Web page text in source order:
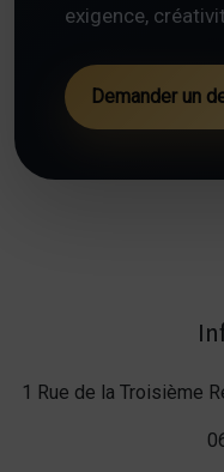
exigence,
Demander un
1 Rue de la Troisième